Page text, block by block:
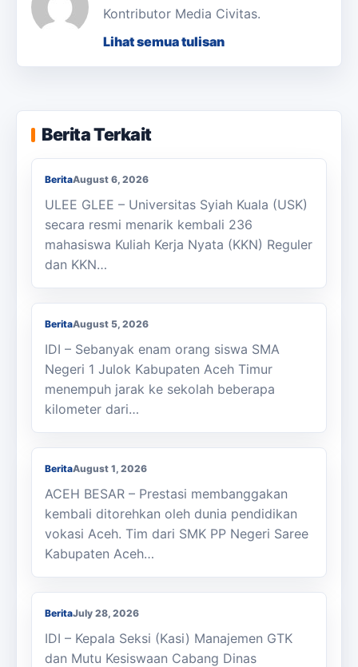
Kontributor Media Civitas.
Lihat semua tulisan
Berita Terkait
KKN Usai, KOSI USK Apresiasi Dukungan
Masyarakat Bandar Dua
BeritaAugust 6, 2026
ULEE GLEE – Universitas Syiah Kuala (USK)
secara resmi menarik kembali 236
mahasiswa Kuliah Kerja Nyata (KKN) Reguler
dan KKN…
Berjalan Kaki ke Sekolah, Enam Siswa
SMAN 1 Julok Butuh Sepeda
BeritaAugust 5, 2026
IDI – Sebanyak enam orang siswa SMA
Negeri 1 Julok Kabupaten Aceh Timur
menempuh jarak ke sekolah beberapa
kilometer dari…
Membanggakan, Siswa SMK PPN Saree
Raih Juara LKS Nasional 2026
BeritaAugust 1, 2026
ACEH BESAR – Prestasi membanggakan
kembali ditorehkan oleh dunia pendidikan
vokasi Aceh. Tim dari SMK PP Negeri Saree
Kabupaten Aceh…
Kasi Cabdisdik Kabupaten Aceh Timur
Antar Tugas Kepala SMKN 1 Julok
BeritaJuly 28, 2026
IDI – Kepala Seksi (Kasi) Manajemen GTK
dan Mutu Kesiswaan Cabang Dinas